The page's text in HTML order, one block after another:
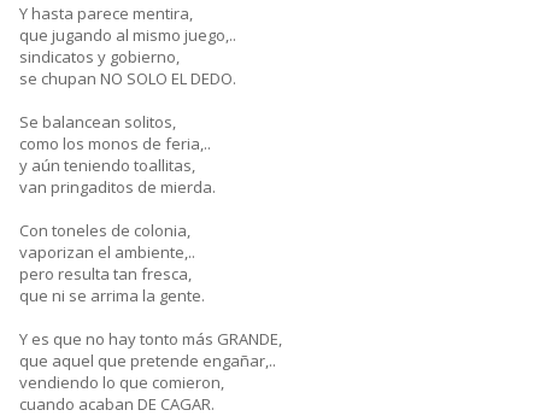
Y hasta parece mentira,
que jugando al mismo juego,..
sindicatos y gobierno,
se chupan NO SOLO EL DEDO.
Se balancean solitos,
como los monos de feria,..
y aún teniendo toallitas,
van pringaditos de mierda.
Con toneles de colonia,
vaporizan el ambiente,..
pero resulta tan fresca,
que ni se arrima la gente.
Y es que no hay tonto más GRANDE,
que aquel que pretende engañar,..
vendiendo lo que comieron,
cuando acaban DE CAGAR.